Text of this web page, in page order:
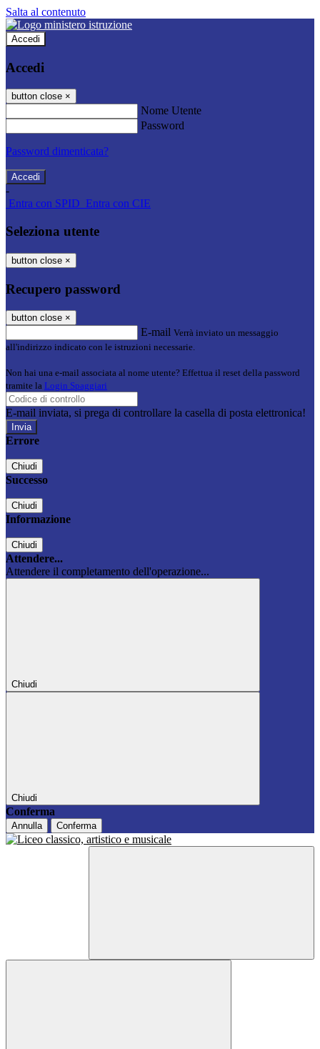
Salta al contenuto
Accedi
Accedi
button close ×
Nome Utente
Password
Password dimenticata?
-
Entra con SPID Entra con CIE
Seleziona utente
button close ×
Recupero password
button close ×
E-mail Verrà inviato un messaggio
all'indirizzo indicato con le istruzioni necessarie.
Non hai una e-mail associata al nome utente? Effettua il reset della password
tramite la Login Spaggiari
E-mail inviata, si prega di controllare la casella di posta elettronica!
Errore
Chiudi
Successo
Chiudi
Informazione
Chiudi
Attendere...
Attendere il completamento dell'operazione...
Chiudi
Chiudi
Conferma
Annulla Conferma